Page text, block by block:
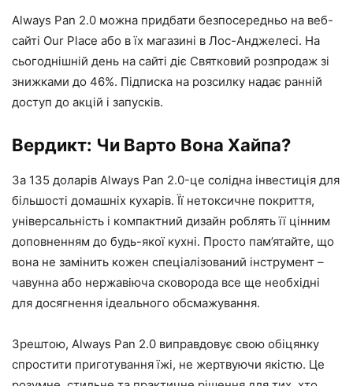
Always Pan 2.0 можна придбати безпосередньо на веб-
сайті Our Place або в їх магазині в Лос-Анджелесі. На
сьогоднішній день на сайті діє Святковий розпродаж зі
знижками до 46%. Підписка на розсилку надає ранній
доступ до акцій і запусків.
Вердикт: Чи Варто Вона Хайпа?
За 135 доларів Always Pan 2.0-це солідна інвестиція для
більшості домашніх кухарів. Її нетоксичне покриття,
універсальність і компактний дизайн роблять її цінним
доповненням до будь-якої кухні. Просто пам’ятайте, що
вона не замінить кожен спеціалізований інструмент –
чавунна або нержавіюча сковорода все ще необхідні
для досягнення ідеального обсмажування.
Зрештою, Always Pan 2.0 виправдовує свою обіцянку
спростити приготування їжі, не жертвуючи якістю. Це